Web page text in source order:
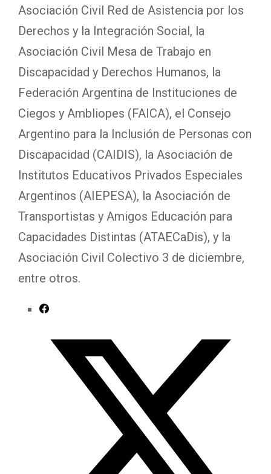
Asociación Civil Red de Asistencia por los
Derechos y la Integración Social, la
Asociación Civil Mesa de Trabajo en
Discapacidad y Derechos Humanos, la
Federación Argentina de Instituciones de
Ciegos y Ambliopes (FAICA), el Consejo
Argentino para la Inclusión de Personas con
Discapacidad (CAIDIS), la Asociación de
Institutos Educativos Privados Especiales
Argentinos (AIEPESA), la Asociación de
Transportistas y Amigos Educación para
Capacidades Distintas (ATAECaDis), y la
Asociación Civil Colectivo 3 de diciembre,
entre otros.